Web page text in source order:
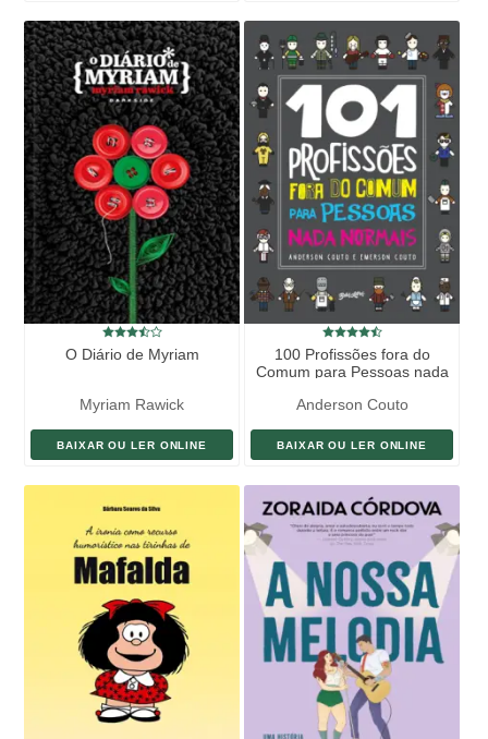
O Diário de Myriam
Myriam Rawick
BAIXAR OU LER ONLINE
100 Profissões fora do
Comum para Pessoas nada
Anderson Couto
BAIXAR OU LER ONLINE